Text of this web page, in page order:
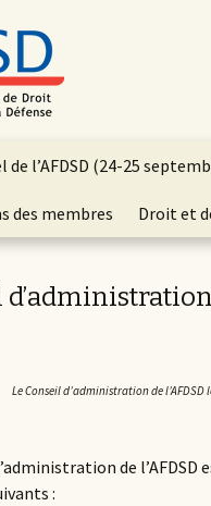
l’AFDSD (24-25
des membres Droit et
d’administration
Le Conseil d’administration de l’AFDSD
de
: